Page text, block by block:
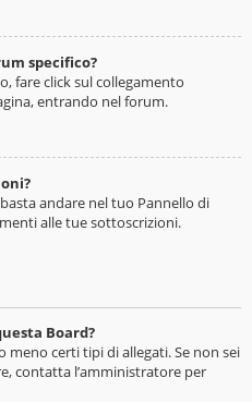
specifico?
fare click sul collegamento
entrando nel forum.
andare nel tuo Pannello di
alle tue sottoscrizioni.
Board?
certi tipi di allegati. Se non sei
contatta l’amministratore per